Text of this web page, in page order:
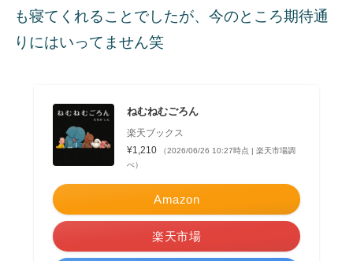
も寝てくれることでしたが、今のところ期待通
りにはいってません笑
ねむねむごろん
楽天ブックス
¥1,210
（2026/06/26 10:27時点 | 楽天市場調
べ）
Amazon
楽天市場